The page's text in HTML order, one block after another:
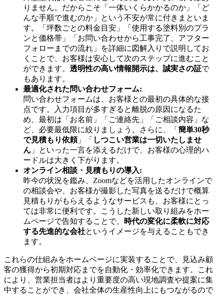
りません。だからこそ「一体いくらかかるのか」「ど
んな手順で進むのか」という不安が常に付きまといま
す。「坪数ごとの料金目安」「使用する塗料別のプラ
ンと価格帯」「お問い合わせから工事完了、アフター
フォローまでの流れ」を詳細に図解入りで説明してお
くことで、お客様は安心して次のステップに進むこと
ができます。 透明性の高い情報開示は、誠実さの証で
もあります。
最適化された問い合わせフォーム:
問い合わせフォームは、お客様との最初の具体的な接
点です。入力項目が多すぎると離脱の原因になるた
め、最初は「お名前」「ご連絡先」「ご相談内容」な
ど、必要最低限に絞りましょう。さらに、「 簡単30秒
で見積もり依頼」「 しつこい営業は一切いたしませ
ん 」といった一言を添えるだけで、お客様の心理的ハ
ードルは大きく下がります。
オンライン相談・見積もりの導入:
昨今の状況を鑑み、Zoomなどを活用したオンラインで
の相談会や、お客様が撮影した写真を送るだけで概算
見積もりがもらえるようなサービスも、お客様にとっ
ては非常に便利です。こうした新しい取り組みをホー
ムページで告知することで、
時代の変化に柔軟に対応
する先進的な会社というイメージを与えることもでき
ます。
これらの仕組みをホームページに実装することで、見込み顧
客の獲得から初期対応までを自動化・効率化できます。これ
により、営業担当者はより重要度の高い現地調査や提案に集
中することができ、会社全体の生産性向上にもつながるので